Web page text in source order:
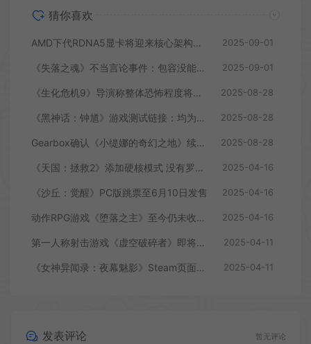
猜你喜欢
AMD下代RDNA5显卡将迎来核心架构大幅升级 2025-09-01
《失落之魂》不当言论事件：包容没能消解过激言论 2025-09-01
《生化危机9》导演称整体恐怖程度将进一步提升 2025-08-28
《黑神话：钟馗》游戏测试链接：均为骗子 2025-08-28
Gearbox确认《小缇娜的奇幻之地》续作正在开发中 2025-08-28
《天国：拯救2》添加硬核模式 没有罗盘和快速旅行 2025-04-16
《沙丘：觉醒》PC版跳票至6月10日发售 2025-04-16
动作RPG游戏《堕落之主》至今仍未收回成本 2025-04-16
第一人称射击游戏《虚空破碎者》即将多平台上线 2025-04-11
《女神异闻录：夜幕魅影》Steam页面上线 2025-04-11
发表评论 暂无评论